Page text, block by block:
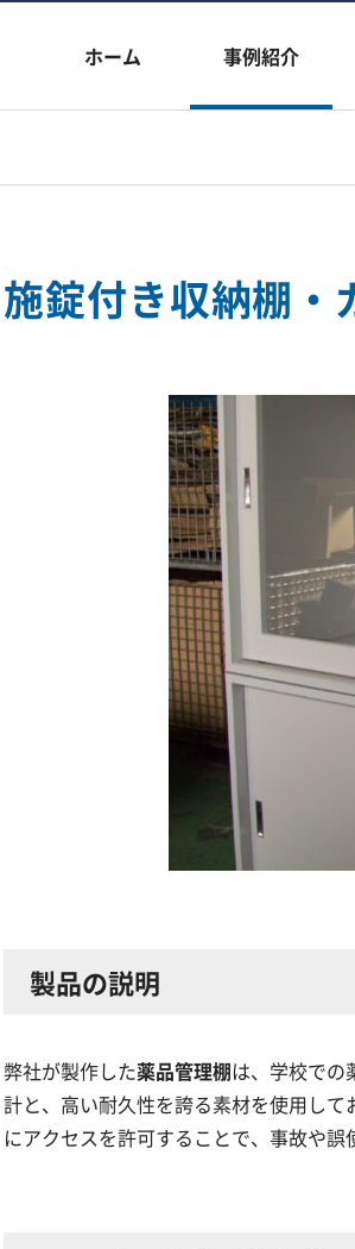
ホーム 事例紹介
施錠付き収納棚・
製品の説明
弊社が製作した薬品管理棚は、学校での
計と、高い耐久性を誇る素材を使用し
にアクセスを許可することで、事故や誤